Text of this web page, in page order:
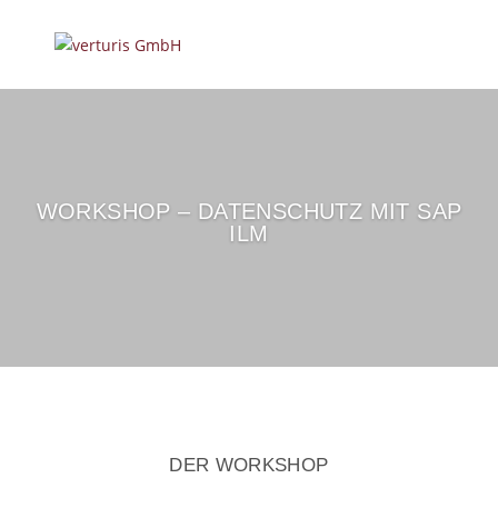
WORKSHOP – DATENSCHUTZ MIT SAP
ILM
DER WORKSHOP